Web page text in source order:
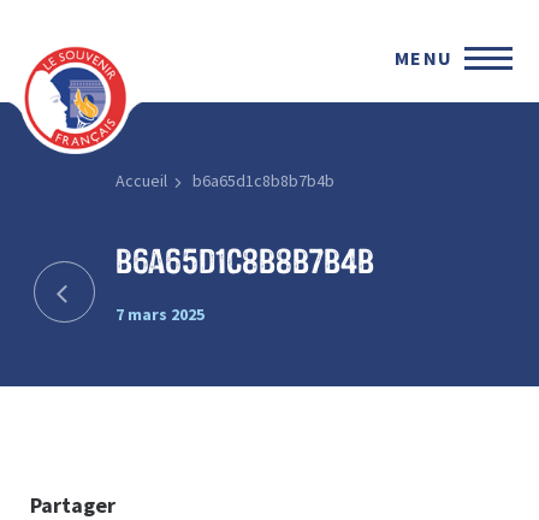
MENU
Accueil b6a65d1c8b8b7b4b
b6a65d1c8b8b7b4b
7 mars 2025
Partager